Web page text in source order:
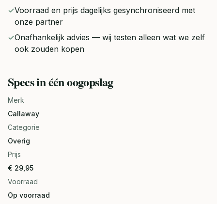
✓Voorraad en prijs dagelijks gesynchroniseerd met
onze partner
✓Onafhankelijk advies — wij testen alleen wat we zelf
ook zouden kopen
Specs in één oogopslag
Merk
Callaway
Categorie
Overig
Prijs
€ 29,95
Voorraad
Op voorraad